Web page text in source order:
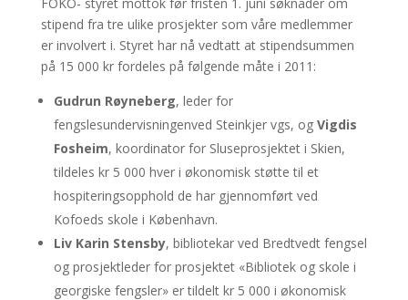
stipend fra tre ulike prosjekter som våre medlemmer
er involvert i. Styret har nå vedtatt at stipendsummen
på 15 000 kr fordeles på følgende måte i 2011:
Gudrun Røyneberg, leder for
fengslesundervisningenved Steinkjer vgs, og Vigdis
Fosheim, koordinator for Sluseprosjektet i Skien,
tildeles kr 5 000 hver i økonomisk støtte til et
hospiteringsopphold de har gjennomført ved
Kofoeds skole i København.
Liv Karin Stensby, bibliotekar ved Bredtvedt fengsel
og prosjektleder for prosjektet «Bibliotek og skole i
georgiske fengsler» er tildelt kr 5 000 i økonomisk